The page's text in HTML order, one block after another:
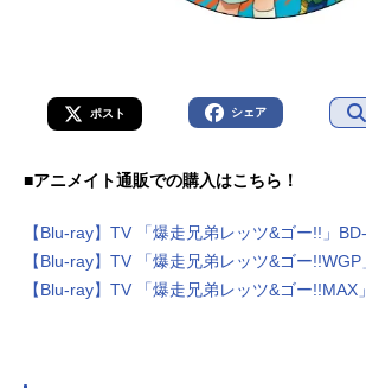
ポスト シェア
■アニメイト通販での購入はこちら！
【Blu-ray】TV 「爆走兄弟レッツ&ゴー!!」
【Blu-ray】TV 「爆走兄弟レッツ&ゴー
【Blu-ray】TV 「爆走兄弟レッツ&ゴー!!MAX